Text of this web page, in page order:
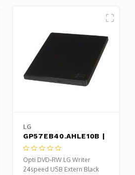
LG
GP57EB40.AHLE10B |
Extern Optisch
Schijfstation | DVD
Super Multi DL |
Opti DVD-RW LG Writer
24speed USB Extern Black